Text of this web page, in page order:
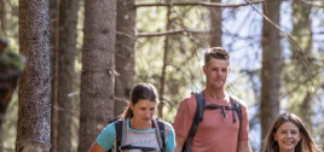
Emplacement
Bien-être
Culinaire